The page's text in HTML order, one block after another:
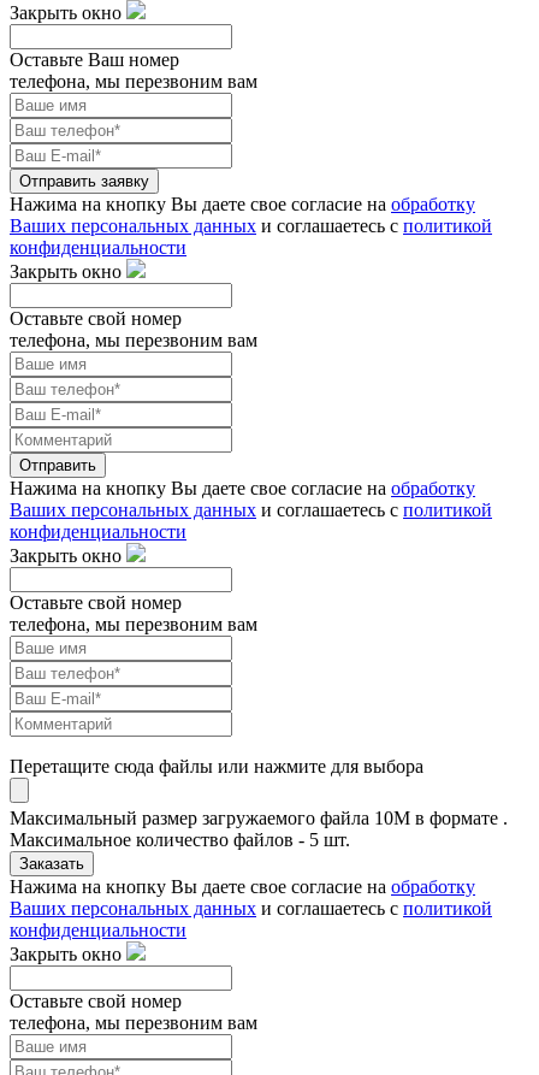
Закрыть окно
Оставьте Ваш номер
телефона, мы перезвоним вам
Отправить заявку
Нажима на кнопку Вы даете свое согласие на обработку
Ваших персональных данных и соглашаетесь с политикой
конфиденциальности
Закрыть окно
Оставьте свой номер
телефона, мы перезвоним вам
Отправить
Нажима на кнопку Вы даете свое согласие на обработку
Ваших персональных данных и соглашаетесь с политикой
конфиденциальности
Закрыть окно
Оставьте свой номер
телефона, мы перезвоним вам
Перетащите сюда файлы или нажмите для выбора
Максимальный размер загружаемого файла 10M в формате .
Максимальное количество файлов - 5 шт.
Заказать
Нажима на кнопку Вы даете свое согласие на обработку
Ваших персональных данных и соглашаетесь с политикой
конфиденциальности
Закрыть окно
Оставьте свой номер
телефона, мы перезвоним вам